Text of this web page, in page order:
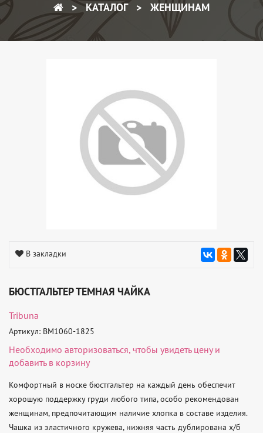
КАТАЛОГ ЖЕНЩИНАМ
В закладки
БЮСТГАЛЬТЕР ТЕМНАЯ ЧАЙКА
Tribuna
Артикул: BM1060-1825
Необходимо авторизоваться, чтобы увидеть цену и
добавить в корзину
Комфортный в носке бюстгальтер на каждый день обеспечит
хорошую поддержку груди любого типа, особо рекомендован
женщинам, предпочитающим наличие хлопка в составе изделия.
Чашка из эластичного кружева, нижняя часть дублирована х/б